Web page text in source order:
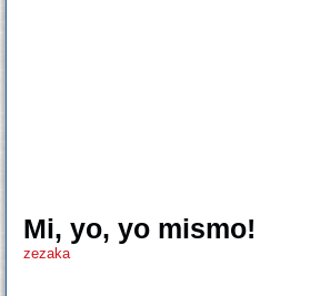
Mi, yo, yo mismo!
zezaka